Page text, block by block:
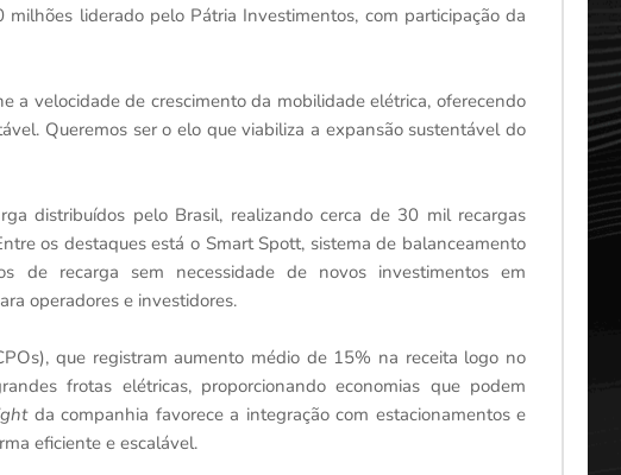
liderado pelo Pátria Investimentos, com participação da
a velocidade de crescimento da mobilidade elétrica, oferecendo
Queremos ser o elo que viabiliza a expansão sustentável do
distribuídos pelo Brasil, realizando cerca de 30 mil recargas
os destaques está o Smart Spott, sistema de balanceamento
de recarga sem necessidade de novos investimentos em
operadores e investidores.
que registram aumento médio de 15% na receita logo no
frotas elétricas, proporcionando economias que podem
da companhia favorece a integração com estacionamentos e
eficiente e escalável.